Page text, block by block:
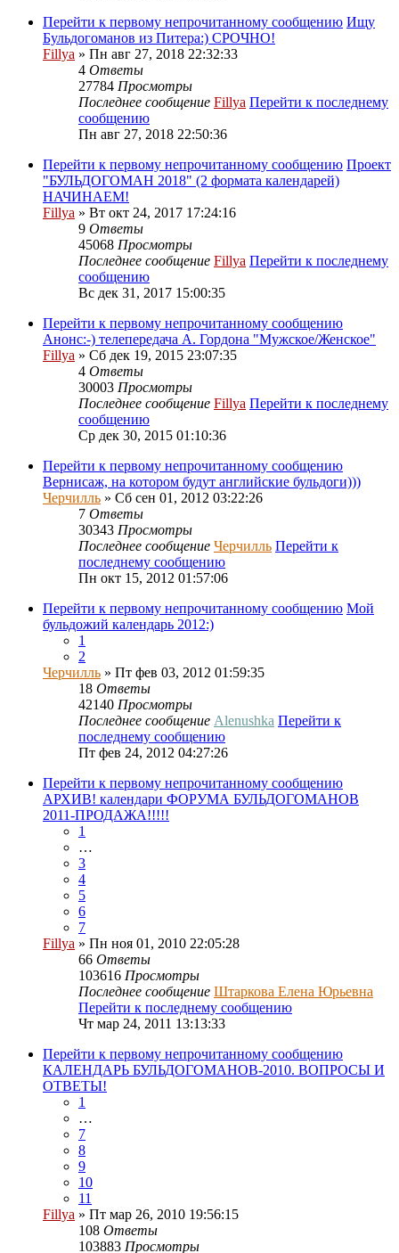
Перейти к первому непрочитанному сообщению Ищу
Бульдогоманов из Питера:) СРОЧНО!
Fillya » Пн авг 27, 2018 22:32:33
4 Ответы
27784 Просмотры
Последнее сообщение Fillya Перейти к последнему
сообщению
Пн авг 27, 2018 22:50:36
Перейти к первому непрочитанному сообщению Проект
"БУЛЬДОГОМАН 2018" (2 формата календарей)
НАЧИНАЕМ!
Fillya » Вт окт 24, 2017 17:24:16
9 Ответы
45068 Просмотры
Последнее сообщение Fillya Перейти к последнему
сообщению
Вс дек 31, 2017 15:00:35
Перейти к первому непрочитанному сообщению
Анонс:-) телепередача А. Гордона "Мужское/Женское"
Fillya » Сб дек 19, 2015 23:07:35
4 Ответы
30003 Просмотры
Последнее сообщение Fillya Перейти к последнему
сообщению
Ср дек 30, 2015 01:10:36
Перейти к первому непрочитанному сообщению
Вернисаж, на котором будут английские бульдоги)))
Черчилль » Сб сен 01, 2012 03:22:26
7 Ответы
30343 Просмотры
Последнее сообщение Черчилль Перейти к
последнему сообщению
Пн окт 15, 2012 01:57:06
Перейти к первому непрочитанному сообщению Мой
бульдожий календарь 2012:)
1
2
Черчилль » Пт фев 03, 2012 01:59:35
18 Ответы
42140 Просмотры
Последнее сообщение Alenushka Перейти к
последнему сообщению
Пт фев 24, 2012 04:27:26
Перейти к первому непрочитанному сообщению
АРХИВ! календари ФОРУМА БУЛЬДОГОМАНОВ
2011-ПРОДАЖА!!!!!
1
…
3
4
5
6
7
Fillya » Пн ноя 01, 2010 22:05:28
66 Ответы
103616 Просмотры
Последнее сообщение Штаркова Елена Юрьевна
Перейти к последнему сообщению
Чт мар 24, 2011 13:13:33
Перейти к первому непрочитанному сообщению
КАЛЕНДАРЬ БУЛЬДОГОМАНОВ-2010. ВОПРОСЫ И
ОТВЕТЫ!
1
…
7
8
9
10
11
Fillya » Пт мар 26, 2010 19:56:15
108 Ответы
103883 Просмотры